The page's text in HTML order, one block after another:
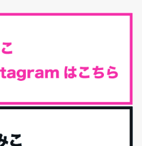
の中でいっちばん大事！だと私
何買う？
シリカにしているんだけど確か
いる「楽天ふるさと納税」の返
でいろ...